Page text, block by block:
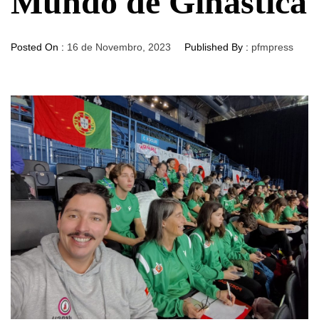
Posted On : 16 de Novembro, 2023 Published By : pfmpress